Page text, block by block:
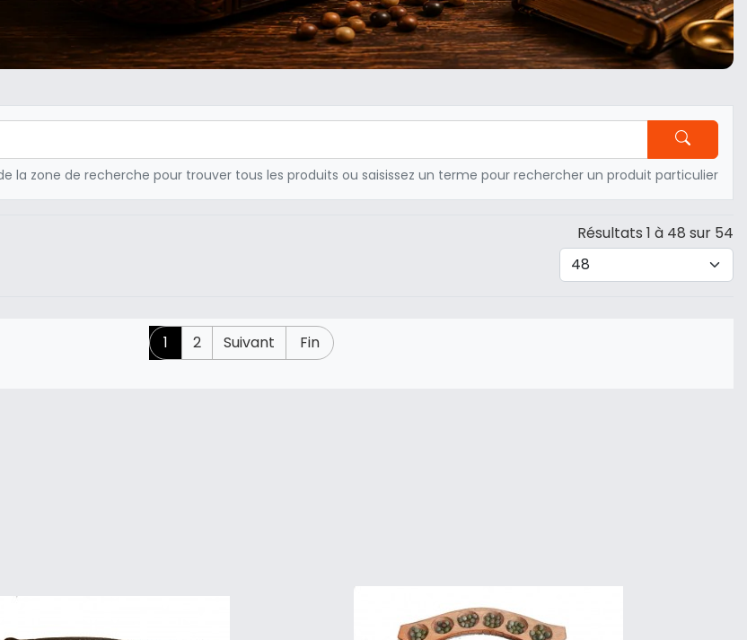
la zone de recherche pour trouver tous les produits ou saisissez un terme pour rechercher un produit particulier
Résultats 1 à 48 sur 54
1 2 Suivant Fin